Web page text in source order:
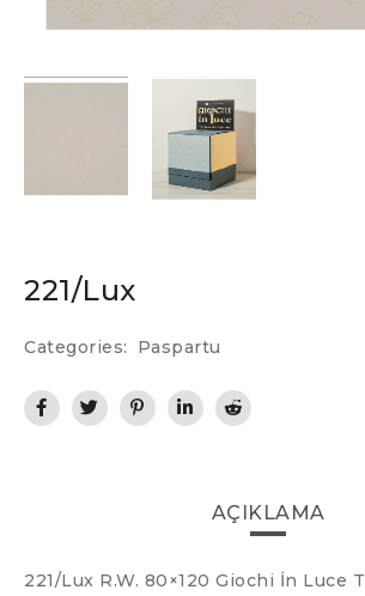
221/Lux
Categories: Paspartu
AÇIKLAMA
221/Lux R.W. 80×120 Giochi İn Luce